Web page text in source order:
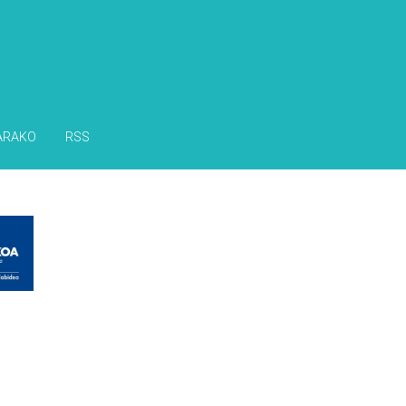
RSS